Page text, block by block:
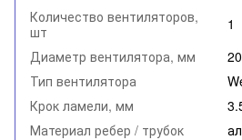
Количество вентиляторов,
шт
1
Диаметр вентилятора, мм
Тип вентилятора
Крок ламели, мм
Материал ребер / трубок